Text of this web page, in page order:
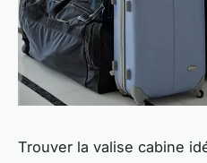
Trouver la valise cabine